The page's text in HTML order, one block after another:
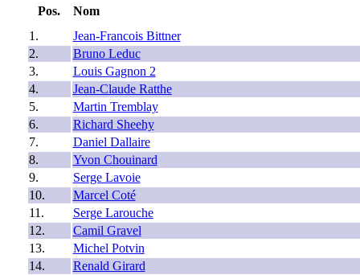
Pos.
Nom
1.
Jean-Francois Bittner
2.
Bruno Leduc
3.
Louis Gagnon 2
4.
Jean-Claude Ratthe
5.
Martin Tremblay
6.
Richard Sheehy
7.
Daniel Dallaire
8.
Yvon Chouinard
9.
Serge Lavoie
10.
Marcel Coté
11.
Serge Larouche
12.
Camil Gravel
13.
Michel Potvin
14.
Renald Girard